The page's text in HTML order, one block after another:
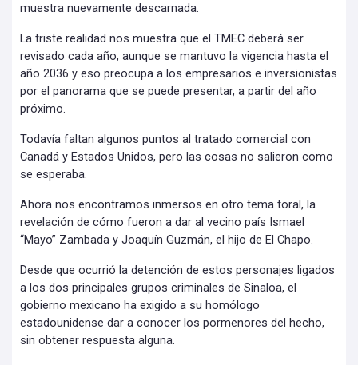
muestra nuevamente descarnada.
La triste realidad nos muestra que el TMEC deberá ser
revisado cada año, aunque se mantuvo la vigencia hasta el
año 2036 y eso preocupa a los empresarios e inversionistas
por el panorama que se puede presentar, a partir del año
próximo.
Todavía faltan algunos puntos al tratado comercial con
Canadá y Estados Unidos, pero las cosas no salieron como
se esperaba.
Ahora nos encontramos inmersos en otro tema toral, la
revelación de cómo fueron a dar al vecino país Ismael
“Mayo” Zambada y Joaquín Guzmán, el hijo de El Chapo.
Desde que ocurrió la detención de estos personajes ligados
a los dos principales grupos criminales de Sinaloa, el
gobierno mexicano ha exigido a su homólogo
estadounidense dar a conocer los pormenores del hecho,
sin obtener respuesta alguna.